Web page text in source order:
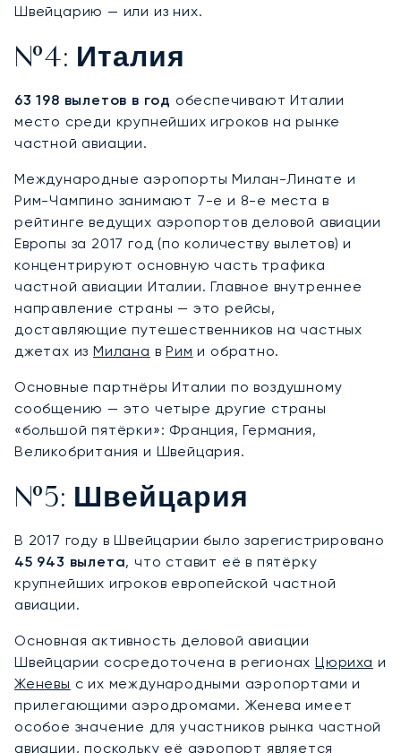
Швейцарию — или из них.
№4: Италия
63 198 вылетов в год обеспечивают Италии
место среди крупнейших игроков на рынке
частной авиации.
Международные аэропорты Милан-Линате и
Рим-Чампино занимают 7-е и 8-е места в
рейтинге ведущих аэропортов деловой авиации
Европы за 2017 год (по количеству вылетов) и
концентрируют основную часть трафика
частной авиации Италии. Главное внутреннее
направление страны — это рейсы,
доставляющие путешественников на частных
джетах изМилана вРим и обратно.
Основные партнёры Италии по воздушному
сообщению — это четыре другие страны
«большой пятёрки»: Франция, Германия,
Великобритания и Швейцария.
№5: Швейцария
В 2017 году в Швейцарии было зарегистрировано
45 943 вылета, что ставит её в пятёрку
крупнейших игроков европейской частной
авиации.
Основная активность деловой авиации
Швейцарии сосредоточена в регионах Цюриха и
Женевы с их международными аэропортами и
прилегающими аэродромами. Женева имеет
особое значение для участников рынка частной
авиации, поскольку её аэропорт является